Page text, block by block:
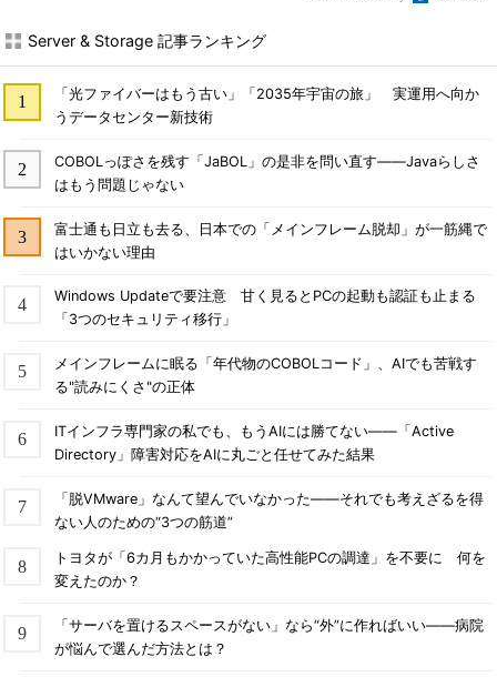
Server & Storage 記事ランキング
「光ファイバーはもう古い」「2035年宇宙の旅」 実運用へ向か
うデータセンター新技術
COBOLっぽさを残す「JaBOL」の是非を問い直す――Javaらしさ
はもう問題じゃない
富士通も日立も去る、日本での「メインフレーム脱却」が一筋縄で
はいかない理由
Windows Updateで要注意 甘く見るとPCの起動も認証も止まる
「3つのセキュリティ移行」
メインフレームに眠る「年代物のCOBOLコード」、AIでも苦戦す
る"読みにくさ"の正体
ITインフラ専門家の私でも、もうAIには勝てない――「Active
Directory」障害対応をAIに丸ごと任せてみた結果
「脱VMware」なんて望んでいなかった――それでも考えざるを得
ない人のための“3つの筋道”
トヨタが「6カ月もかかっていた高性能PCの調達」を不要に 何を
変えたのか？
「サーバを置けるスペースがない」なら“外”に作ればいい――病院
が悩んで選んだ方法とは？